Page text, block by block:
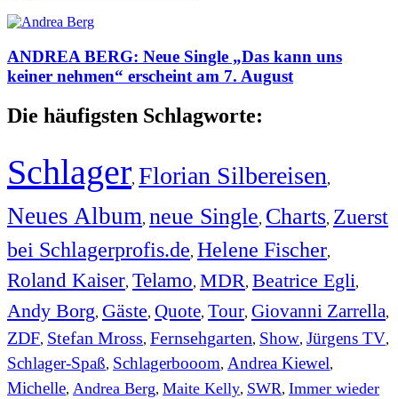
ANDREA BERG: Neue Single „Das kann uns
keiner nehmen“ erscheint am 7. August
Die häufigsten Schlagworte:
Schlager, Florian Silbereisen,
Neues Album, neue Single, Charts, Zuerst
bei Schlagerprofis.de, Helene Fischer,
Roland Kaiser, Telamo, MDR, Beatrice Egli,
Andy Borg, Gäste, Quote, Tour, Giovanni Zarrella,
ZDF, Stefan Mross, Fernsehgarten, Show, Jürgens TV,
Schlager-Spaß, Schlagerbooom, Andrea Kiewel,
Michelle, Andrea Berg, Maite Kelly, SWR, Immer wieder